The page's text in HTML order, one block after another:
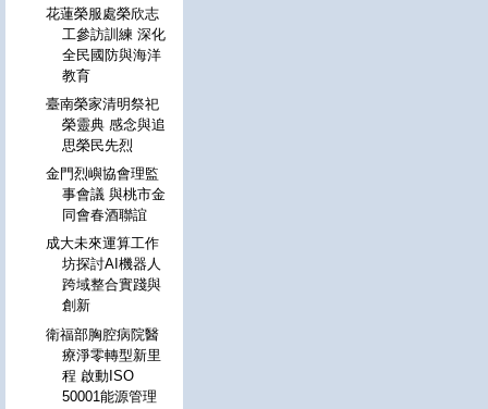
花蓮榮服處榮欣志
工參訪訓練 深化
全民國防與海洋
教育
臺南榮家清明祭祀
榮靈典 感念與追
思榮民先烈
金門烈嶼協會理監
事會議 與桃市金
同會春酒聯誼
成大未來運算工作
坊探討AI機器人
跨域整合實踐與
創新
衛福部胸腔病院醫
療淨零轉型新里
程 啟動ISO
50001能源管理